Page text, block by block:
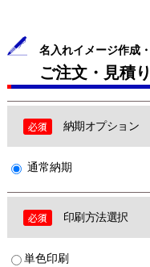
名入れイメージ作成
ご注文・見積
納期オプション
通常納期
印刷方法選択
単色印刷